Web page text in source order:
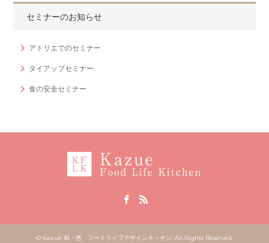
セミナーのお知らせ
アトリエでのセミナー
タイアップセミナー
食の安全セミナー
© Kazue 和・恵 フードライフデザインキッチン. All Rights Reserved.